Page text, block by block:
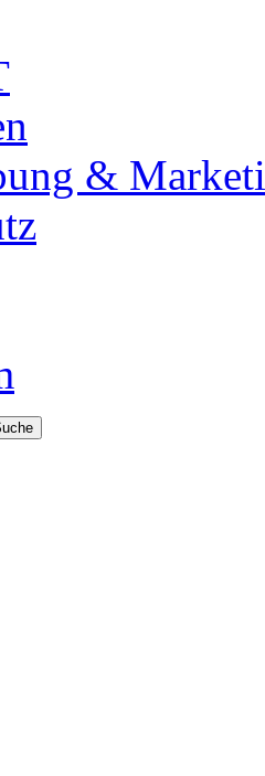
&